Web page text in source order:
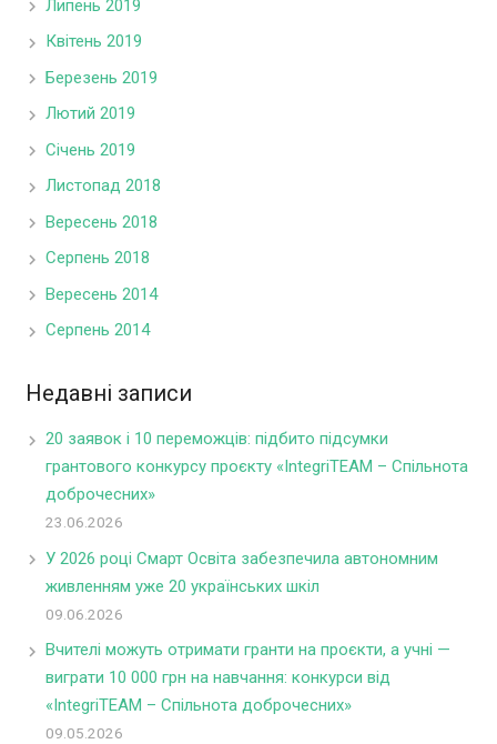
Липень 2019
Квітень 2019
Березень 2019
Лютий 2019
Січень 2019
Листопад 2018
Вересень 2018
Серпень 2018
Вересень 2014
Серпень 2014
Недавні записи
20 заявок і 10 переможців: підбито підсумки
грантового конкурсу проєкту «IntegriTEAM – Спільнота
доброчесних»
23.06.2026
У 2026 році Смарт Освіта забезпечила автономним
живленням уже 20 українських шкіл
09.06.2026
Вчителі можуть отримати гранти на проєкти, а учні —
виграти 10 000 грн на навчання: конкурси від
«IntegriTEAM – Спільнота доброчесних»
09.05.2026